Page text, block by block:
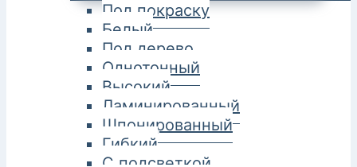
Под покраску
Белый
Под дерево
Однотонный
Высокий
Ламинированный
Шпонированный
Гибкий